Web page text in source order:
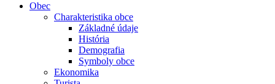
Obec
Charakteristika obce
Základné údaje
História
Demografia
Symboly obce
Ekonomika